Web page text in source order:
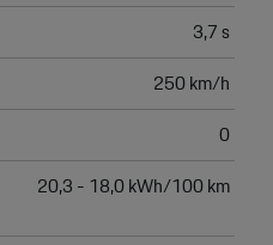
3,7 s
250 km/h
0
20,3 - 18,0 kWh/100 km